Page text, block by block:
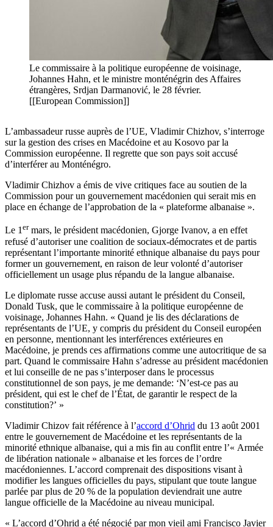
Le commissaire à la politique européenne de voisinage,
Johannes Hahn, et le ministre monténégrin des Affaires
étrangères, Srdjan Darmanović, le 28 février.
[[European Commission]]
L’ambassadeur russe auprès de l’UE, Vladimir Chizhov, s’interroge
sur la gestion des crises en Macédoine et au Kosovo par la
Commission européenne. Il regrette que son pays soit accusé
d’interférer au Monténégro.
Vladimir Chizhov a émis de vive critiques face au soutien de la
Commission pour un gouvernement macédonien qui serait mis en
place en échange de l’approbation de la « plateforme albanaise ».
Le 1ermars, le président macédonien, Gjorge Ivanov, a en effet
refusé d’autoriser une coalition de sociaux-démocrates et de partis
représentant l’importante minorité ethnique albanaise du pays pour
former un gouvernement, en raison de leur volonté d’autoriser
officiellement un usage plus répandu de la langue albanaise.
Le diplomate russe accuse aussi autant le président du Conseil,
Donald Tusk, que le commissaire à la politique européenne de
voisinage, Johannes Hahn. « Quand je lis des déclarations de
représentants de l’UE, y compris du président du Conseil européen
en personne, mentionnant les interférences extérieures en
Macédoine, je prends ces affirmations comme une autocritique de sa
part. Quand le commissaire Hahn s’adresse au président macédonien
et lui conseille de ne pas s’interposer dans le processus
constitutionnel de son pays, je me demande: ‘N’est-ce pas au
président, qui est le chef de l’État, de garantir le respect de la
constitution?’ »
Vladimir Chizov fait référence à l’accord d’Ohrid du 13 août 2001
entre le gouvernement de Macédoine et les représentants de la
minorité ethnique albanaise, qui a mis fin au conflit entre l’« Armée
de libération nationale » albanaise et les forces de l’ordre
macédoniennes. L’accord comprenait des dispositions visant à
modifier les langues officielles du pays, stipulant que toute langue
parlée par plus de 20 % de la population deviendrait une autre
langue officielle de la Macédoine au niveau municipal.
« L’accord d’Ohrid a été négocié par mon vieil ami Francisco Javier